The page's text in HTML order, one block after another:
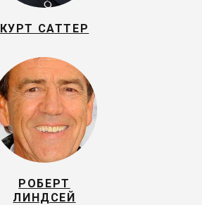
КУРТ САТТЕР
РОБЕРТ
ЛИНДСЕЙ